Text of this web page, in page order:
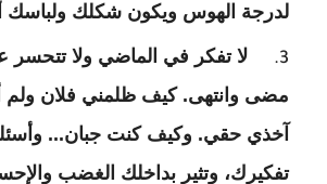
لدرجة الهوس ويكون شكلك ولباسك
لا تفكر في الماضي ولا تتحسر
مضى وانتهى. كيف ظلمني فلان ولم
آخذي حقي. وكيف كنت جبان...
تفكيرك، وتثير بداخلك الغضب